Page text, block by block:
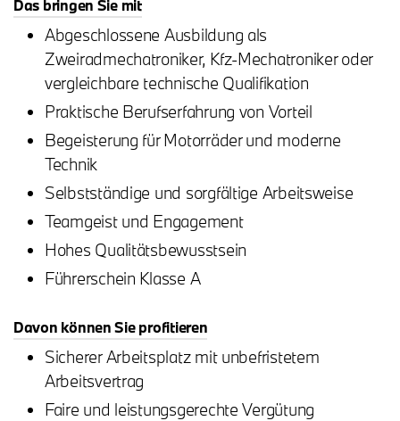
Das bringen Sie mit
Abgeschlossene Ausbildung als
Zweiradmechatroniker, Kfz-Mechatroniker oder
vergleichbare technische Qualifikation
Praktische Berufserfahrung von Vorteil
Begeisterung für Motorräder und moderne
Technik
Selbstständige und sorgfältige Arbeitsweise
Teamgeist und Engagement
Hohes Qualitätsbewusstsein
Führerschein Klasse A
Davon können Sie profitieren
Sicherer Arbeitsplatz mit unbefristetem
Arbeitsvertrag
Faire und leistungsgerechte Vergütung